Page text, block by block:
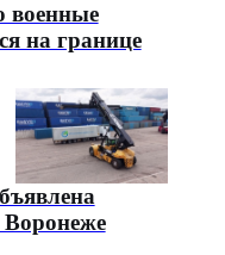
военные
на границе